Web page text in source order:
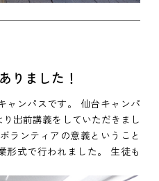
りました！
ンパスです。 仙台キャンパ
出前講義をしていただきまし
ランティアの意義ということ
形式で行われました。 生徒も